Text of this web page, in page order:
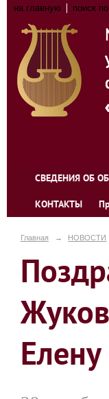
на главную поиск
СВЕДЕНИЯ ОБ
КОНТАКТЫ
Главная → НОВОСТИ